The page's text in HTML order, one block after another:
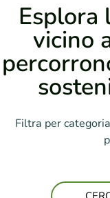
Esplora
vicino
Filtra per